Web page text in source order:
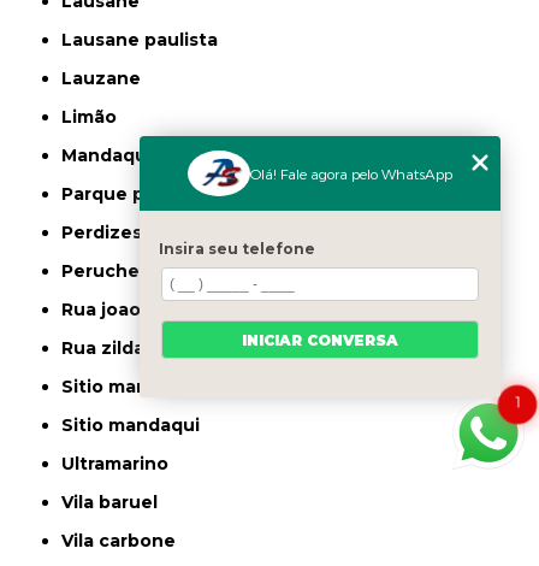
lausane paulista
lauzane
limão
mandaqui
parque peruche
perdizes
peruche
rua joao ruthe
rua zilda
sitio manda aqui
sitio mandaqui
ultramarino
vila baruel
vila carbone
1
Olá! Fale agora pelo WhatsApp
Insira seu telefone
INICIAR CONVERSA